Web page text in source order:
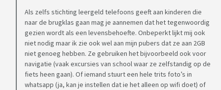
Als zelfs stichting leergeld telefoons geeft aan kinderen die
naar de brugklas gaan mag je aannemen dat het tegenwoordig
gezien wordt als een levensbehoefte. Onbeperkt lijkt mij ook
niet nodig maar ik zie ook wel aan mijn pubers dat ze aan 2GB
niet genoeg hebben. Ze gebruiken het bijvoorbeeld ook voor
navigatie (vaak excursies van school waar ze zelfstandig op de
fiets heen gaan). Of iemand stuurt een hele trits foto’s in
whatsapp (ja, kan je instellen dat ie het alleen op wifi doet) of